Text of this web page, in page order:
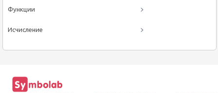
Функции
Исчисление